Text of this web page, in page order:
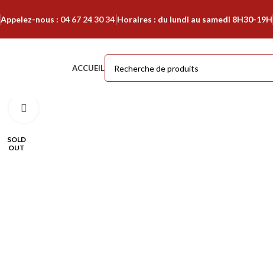
Appelez-nous : 04 67 24 30 34 Horaires : du lundi au samedi 8H30-19H
ACCUEIL
SOLD
OUT